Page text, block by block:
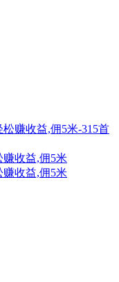
赚收益,佣5米
赚收益,佣5米